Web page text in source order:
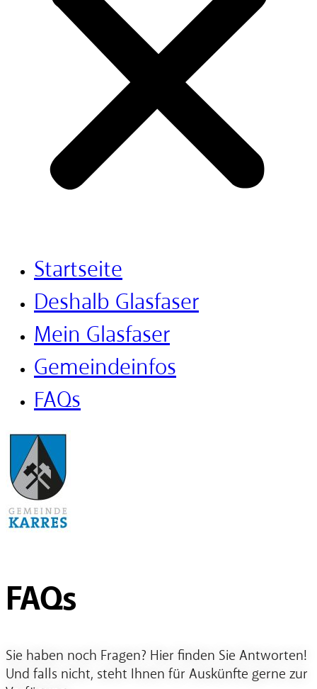
Startseite
Deshalb Glasfaser
Mein Glasfaser
Gemeindeinfos
FAQs
FAQs
Sie haben noch Fragen? Hier finden Sie Antworten!
Und falls nicht, steht Ihnen für Auskünfte gerne zur